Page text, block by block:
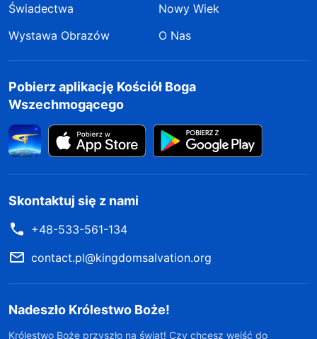
Świadectwa
Nowy Wiek
Wystawa Obrazów
O Nas
Pobierz aplikację Kościół Boga
Wszechmogącego
Skontaktuj się z nami
+48-533-561-134
contact.pl@kingdomsalvation.org
Nadeszło Królestwo Boże!
Królestwo Boże przyszło na świat! Czy chcesz wejść do